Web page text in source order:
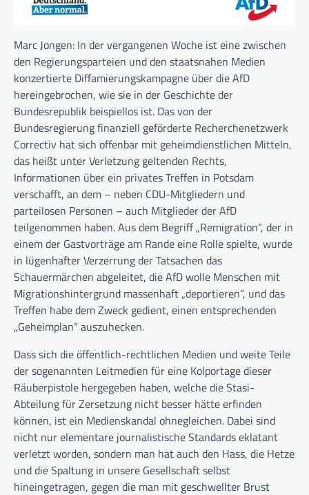
Marc Jongen: In der vergangenen Woche ist eine zwischen
den Regierungsparteien und den staatsnahen Medien
konzertierte Diffamierungskampagne über die AfD
hereingebrochen, wie sie in der Geschichte der
Bundesrepublik beispiellos ist. Das von der
Bundesregierung finanziell geförderte Recherchenetzwerk
Correctiv hat sich offenbar mit geheimdienstlichen Mitteln,
das heißt unter Verletzung geltenden Rechts,
Informationen über ein privates Treffen in Potsdam
verschafft, an dem – neben CDU-Mitgliedern und
parteilosen Personen – auch Mitglieder der AfD
teilgenommen haben. Aus dem Begriff „Remigration“, der in
einem der Gastvorträge am Rande eine Rolle spielte, wurde
in lügenhafter Verzerrung der Tatsachen das
Schauermärchen abgeleitet, die AfD wolle Menschen mit
Migrationshintergrund massenhaft „deportieren“, und das
Treffen habe dem Zweck gedient, einen entsprechenden
„Geheimplan“ auszuhecken.
Dass sich die öffentlich-rechtlichen Medien und weite Teile
der sogenannten Leitmedien für eine Kolportage dieser
Räuberpistole hergegeben haben, welche die Stasi-
Abteilung für Zersetzung nicht besser hätte erfinden
können, ist ein Medienskandal ohnegleichen. Dabei sind
nicht nur elementare journalistische Standards eklatant
verletzt worden, sondern man hat auch den Hass, die Hetze
und die Spaltung in unsere Gesellschaft selbst
hineingetragen, gegen die man mit geschwellter Brust